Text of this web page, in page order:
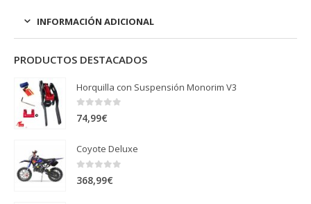
INFORMACIÓN ADICIONAL
PRODUCTOS DESTACADOS
Horquilla con Suspensión Monorim V3
0out of 5
74,99€
Coyote Deluxe
0 out of 5
368,99€